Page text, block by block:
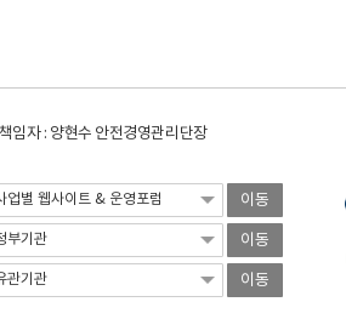
임자 : 양현수 안전경영관리단장
이동
이동
이동